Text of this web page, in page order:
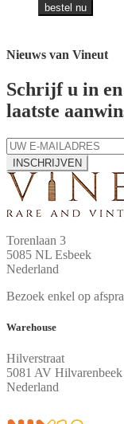
bestel nu
Nieuws van Vineut
Schrijf u in
laatste
INSCHRIJVEN
Torenlaan 3
5085 NL Esbeek
Nederland
Bezoek enkel op
Warehouse
Hilverstraat
5081 AV Hilvarenbeek
Nederland